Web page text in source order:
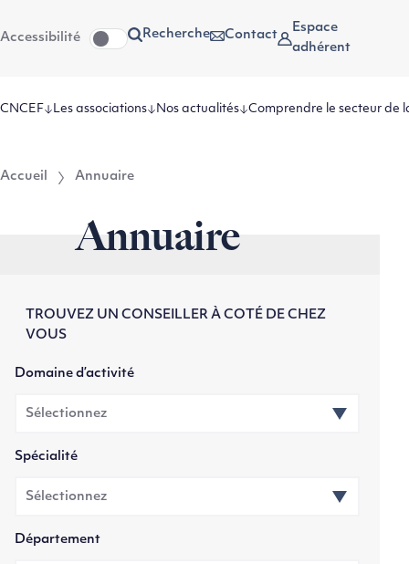
au
contenu
Accessibilité Recherche Contact
Espace
adhérent
CNCEF Les associations Nos actualités Comprendre le secteur de
Accueil Annuaire
Annuaire
TROUVEZ UN CONSEILLER À COTÉ DE CHEZ
VOUS
Domaine d’activité
Spécialité
Département